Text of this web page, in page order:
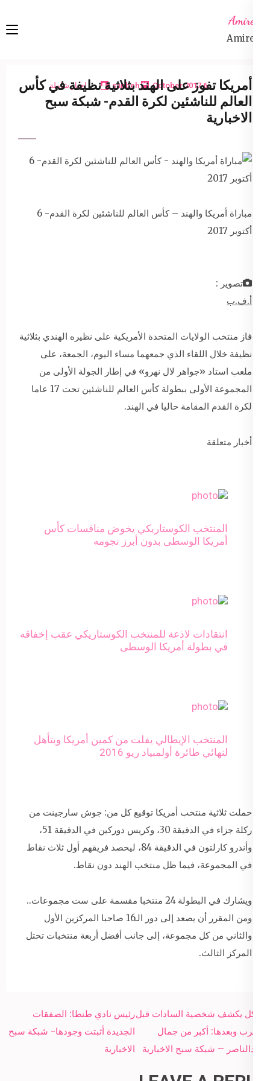
content
Enter)
Amireta
Amireta
6 October 2017
sabbeh اخبار شاملة
أمريكا تفوز على الهند بثلاثية نظيفة في كأس
العالم للناشئين لكرة القدم- شبكة سبح
الاخبارية
مباراة أمريكا والهند – كأس العالم للناشئين لكرة القدم- 6
أكتوبر 2017
تصوير :
أ.ف.ب
فاز منتخب الولايات المتحدة الأمريكية على نظيره الهندي بثلاثية
نظيفة خلال اللقاء الذي جمعهما مساء اليوم، الجمعة، على
ملعب استاد «جواهر لال نهرو» في إطار الجولة الأولى من
المجموعة الأولى ببطولة كأس العالم للناشئين تحت 17 عاما
لكرة القدم المقامة حاليا في الهند.
أخبار متعلقة
المنتخب الكوستاريكي يخوض منافسات كأس
أمريكا الوسطى بدون أبرز نجومه
انتقادات لاذعة للمنتخب الكوستاريكي عقب إخفاقه
في بطولة أمريكا الوسطى
المنتخب الإيطالي يفلت من كمين أمريكا ويتأهل
لنهائي طائرة أولمبياد ريو 2016
حملت ثلاثية منتخب أمريكا توقيع كل من: جوش سارجينت من
ركلة جزاء في الدقيقة 30، وكريس دوركين في الدقيقة 51،
وأندرو كارلتون في الدقيقة 84، ليحصد فريقهم أول ثلاث نقاط
في المجموعة، فيما ظل منتخب الهند دون نقاط.
ويشارك في البطولة 24 منتخبا مقسمة على ست مجموعات..
ومن المقرر أن يصعد إلى دور الـ16 صاحبا المركزين الأول
والثاني من كل مجموعة، إلى جانب أفضل أربعة منتخبات تحتل
المركز الثالث.
Post
navigation
رئيس نادي طنطا: الصفقات
الجديدة أثبتت وجودها- شبكة سبح
الاخبارية
هيكل يكشف شخصية السادات قبل
الحرب وبعدها: أكبر من جمال
عبدالناصر – شبكة سبح الاخبارية